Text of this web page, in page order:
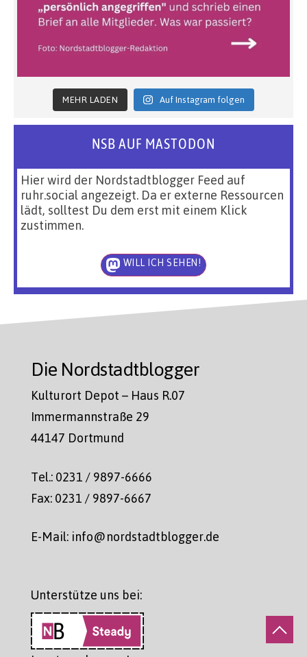
MEHR LADEN Auf Instagram folgen
NSB AUF MASTODON
Hier wird der Nordstadtblogger Feed auf
ruhr.social angezeigt. Da er externe Ressourcen
lädt, solltest Du dem erst mit einem Klick
zustimmen.
WILL ICH SEHEN!
Die Nordstadtblogger
Kulturort Depot – Haus R.07
Immermannstraße 29
44147 Dortmund
Tel.: 0231 / 9897-6666
Fax: 0231 / 9897-6667
E-Mail: info@nordstadtblogger.de
Unterstütze uns bei: